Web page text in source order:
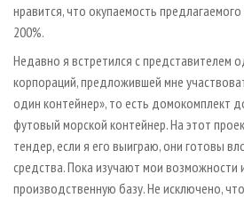
нравится, что окупаемость
200%.
Недавно я встретился с представителем
корпораций, предложившей мне
один контейнер», то есть домокомплект
футовый морской контейнер. На этот
тендер, если я его выиграю, они готовы
средства. Пока изучают мои возможности
производственную базу. Не исключено,